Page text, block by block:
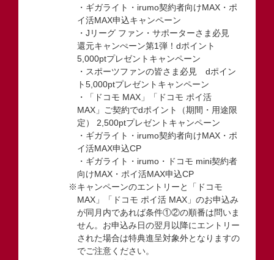
・ギガライト・irumo契約者向けMAX・ポ
イ活MAX申込キャンペーン
・Jリーグ ファン・サポーターさま必見
還元キャンぺーン第1弾！dポイント
5,000ptプレゼントキャンペーン
・スポーツファンの皆さま必見 dポイン
ト5,000ptプレゼントキャンペーン
・「ドコモ MAX」「ドコモ ポイ活
MAX」ご契約でdポイント（期間・用途限
定） 2,500ptプレゼントキャンペーン
・ギガライト・irumo契約者向けMAX・ポ
イ活MAX申込CP
・ギガライト・irumo・ドコモ mini契約者
向けMAX・ポイ活MAX申込CP
※キャンペーンのエントリーと「ドコモ
MAX」「ドコモ ポイ活 MAX」のお申込み
が同月内であれば条件①②の順番は問いま
せん。お申込み日の翌月以降にエントリー
された場合は特典進呈対象外となりますの
でご注意ください。